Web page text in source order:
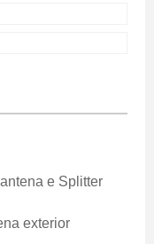
e Splitter
exterior